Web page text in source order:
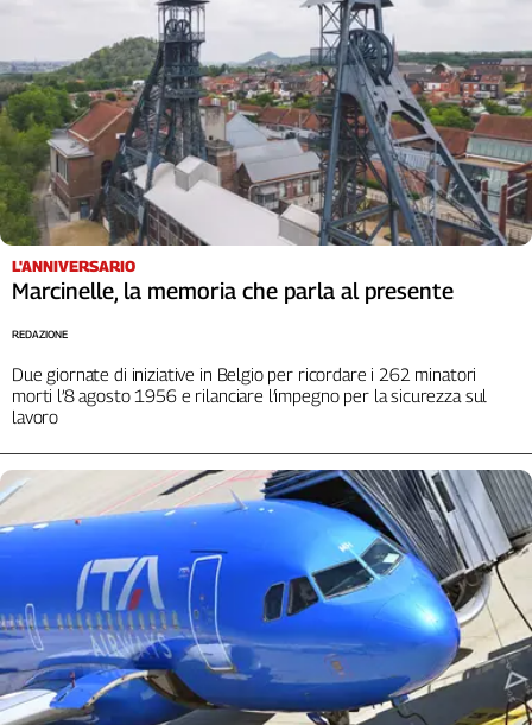
L'ANNIVERSARIO
Marcinelle, la memoria che parla al presente
Due giornate di iniziative in Belgio per ricordare i 262 minatori
morti l’8 agosto 1956 e rilanciare l’impegno per la sicurezza sul
lavoro
REDAZIONE